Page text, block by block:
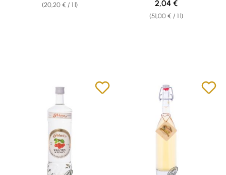
(20,20 € / 1 l)
(51,00 € / 1 l)
Regular price:
2,04 €